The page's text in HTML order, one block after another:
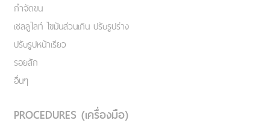
กำจัดขน
เชลลูไลท์ ไขมันส่วนเกิน ปรับรูปร่าง
ปรับรูปหน้าเรียว
รอยสัก
อื่นๆ
PROCEDURES (เครื่องมือ)